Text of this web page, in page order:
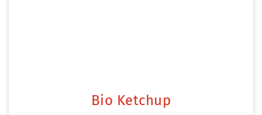
Bio Ketchup